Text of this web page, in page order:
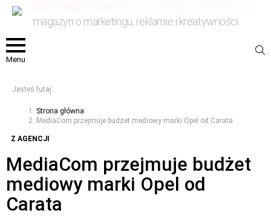
magazyn o marketingu, reklamie i kreatywności
Menu
Jesteś tutaj:
Strona główna
MediaCom przejmuje budżet mediowy marki Opel od Carata
Z AGENCJI
MediaCom przejmuje budżet
mediowy marki Opel od
Carata